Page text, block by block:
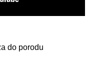
do porodu